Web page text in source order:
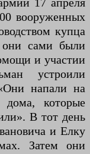
вооруженных
купца
сами были
и участии
устроили
напали на
дома, которые
В тот день
и Елку
Затем они